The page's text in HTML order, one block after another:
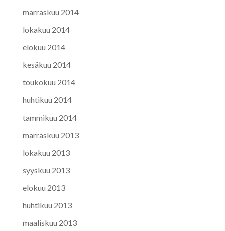
marraskuu 2014
lokakuu 2014
elokuu 2014
kesäkuu 2014
toukokuu 2014
huhtikuu 2014
tammikuu 2014
marraskuu 2013
lokakuu 2013
syyskuu 2013
elokuu 2013
huhtikuu 2013
maaliskuu 2013